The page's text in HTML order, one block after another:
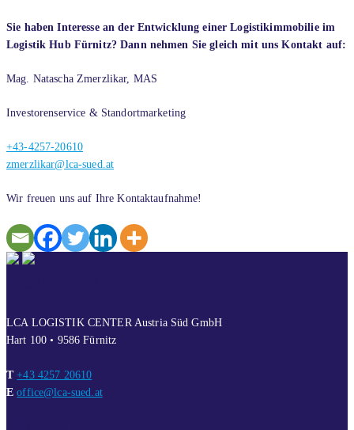
Sie haben Interesse an der Entwicklung einer Logistikimmobilie im
Logistik Hub Fürnitz? Dann nehmen Sie gleich mit uns Kontakt auf:
Mag. Natascha Zmerzlikar, MAS
Investorenservice & Standortmarketing
+43-4257-20610
zmerzlikar@lca-sued.at
Wir freuen uns auf Ihre Kontaktaufnahme!
LCA LOGISTIK CENTER Austria Süd GmbH
Hart 100 • 9586 Fürnitz
T +43 4257 20610
E office@lca-sued.at